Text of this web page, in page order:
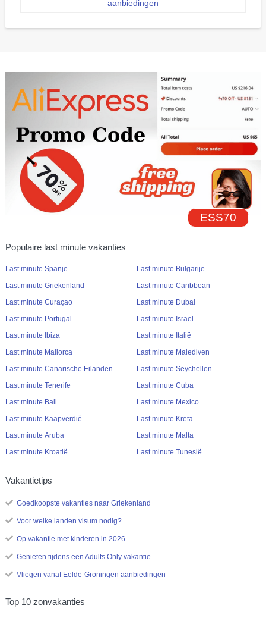
aanbiedingen
ESS70
Populaire last minute vakanties
Last minute Spanje
Last minute Griekenland
Last minute Curaçao
Last minute Portugal
Last minute Ibiza
Last minute Mallorca
Last minute Canarische Eilanden
Last minute Tenerife
Last minute Bali
Last minute Kaapverdië
Last minute Aruba
Last minute Kroatië
Last minute Bulgarije
Last minute Caribbean
Last minute Dubai
Last minute Israel
Last minute Italië
Last minute Malediven
Last minute Seychellen
Last minute Cuba
Last minute Mexico
Last minute Kreta
Last minute Malta
Last minute Tunesië
Vakantietips
Goedkoopste vakanties naar Griekenland
Voor welke landen visum nodig?
Op vakantie met kinderen in 2026
Genieten tijdens een Adults Only vakantie
Vliegen vanaf Eelde-Groningen aanbiedingen
Top 10 zonvakanties